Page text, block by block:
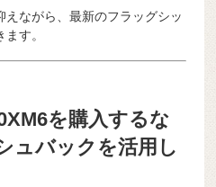
えながら、最新のフラッグシッ
す。
を購入するな
ュバックを活用し